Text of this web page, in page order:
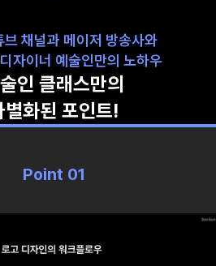
브 채널과 메이저 방송사와
자이너 예술인만의 노하우
인 클래스만의
별화된 포인트!
Point 01